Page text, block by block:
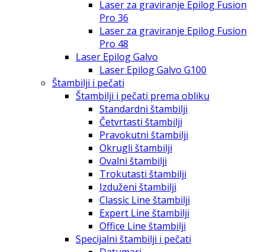
Laser za graviranje Epilog Fusion
Pro 36
Laser za graviranje Epilog Fusion
Pro 48
Laser Epilog Galvo
Laser Epilog Galvo G100
Štambilji i pečati
Štambilji i pečati prema obliku
Standardni štambilji
Četvrtasti štambilji
Pravokutni štambilji
Okrugli štambilji
Ovalni štambilji
Trokutasti štambilji
Izduženi štambilji
Classic Line štambilji
Expert Line štambilji
Office Line štambilji
Specijalni štambilji i pečati